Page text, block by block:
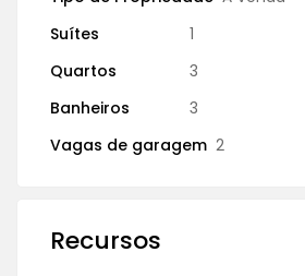
Suítes
1
Quartos
3
Banheiros
3
Vagas de garagem 2
Recursos